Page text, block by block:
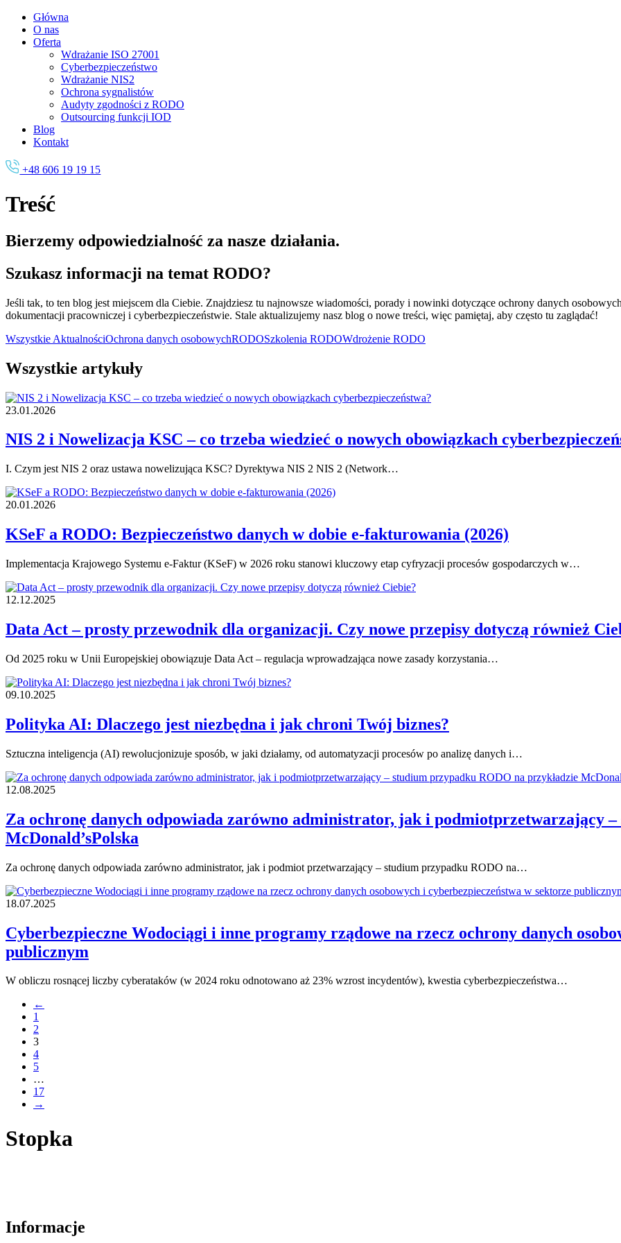
Główna
O nas
Oferta
Wdrażanie ISO 27001
Cyberbezpieczeństwo
Wdrażanie NIS2
Ochrona sygnalistów
Audyty zgodności z RODO
Outsourcing funkcji IOD
Blog
Kontakt
+48 606 19 19 15
Treść
Bierzemy odpowiedzialność za nasze działania.
Szukasz informacji na temat RODO?
Jeśli tak, to ten blog jest miejscem dla Ciebie. Znajdziesz tu najnowsze wiadomości, porady i nowinki dotyczące ochrony danych
dokumentacji pracowniczej i cyberbezpieczeństwie. Stale aktualizujemy nasz blog o nowe treści, więc pamiętaj, aby często tu zaglądać!
Wszystkie AktualnościOchrona danych osobowychRODOSzkolenia RODOWdrożenie RODO
Wszystkie artykuły
23.01.2026
NIS 2 i Nowelizacja KSC – co trzeba wiedzieć o nowych obowiązkach
I. Czym jest NIS 2 oraz ustawa nowelizująca KSC? Dyrektywa NIS 2 NIS 2 (Network…
20.01.2026
KSeF a RODO: Bezpieczeństwo danych w dobie e-fakturowania (2026)
Implementacja Krajowego Systemu e-Faktur (KSeF) w 2026 roku stanowi kluczowy etap cyfryzacji procesów gospodarczych w…
12.12.2025
Data Act – prosty przewodnik dla organizacji. Czy nowe przepisy dotyczą również
Od 2025 roku w Unii Europejskiej obowiązuje Data Act – regulacja wprowadzająca nowe zasady korzystania…
09.10.2025
Polityka AI: Dlaczego jest niezbędna i jak chroni Twój biznes?
Sztuczna inteligencja (AI) rewolucjonizuje sposób, w jaki działamy, od automatyzacji procesów po analizę danych i…
12.08.2025
Za ochronę danych odpowiada zarówno administrator, jak i podmiotprzetwarzający
McDonald’sPolska
Za ochronę danych odpowiada zarówno administrator, jak i podmiot przetwarzający – studium przypadku RODO na…
18.07.2025
Cyberbezpieczne Wodociągi i inne programy rządowe na rzecz ochrony danych
publicznym
W obliczu rosnącej liczby cyberataków (w 2024 roku odnotowano aż 23% wzrost incydentów), kwestia cyberbezpieczeństwa…
←
1
2
3
4
5
…
17
→
Stopka
Informacje